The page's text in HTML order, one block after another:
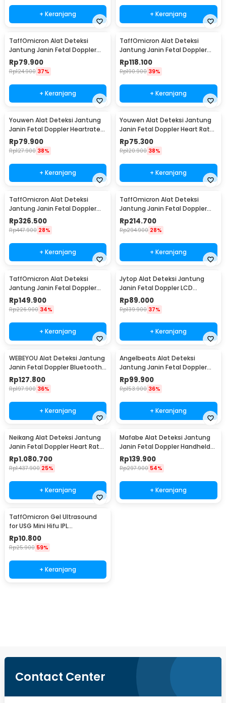
+ Keranjang + Keranjang
TaffOmicron Alat Deteksi
Jantung Janin Fetal Doppler
Heartrate Monitor - JSL-T501U
Rp79.900
Rp124.900 37%
+ Keranjang
TaffOmicron Alat Deteksi
Jantung Janin Fetal Doppler
Handheld 3.0 MHz - U8-25
Rp118.100
Rp190.900 39%
+ Keranjang
Youwen Alat Deteksi Jantung
Janin Fetal Doppler Heartrate
3.0 MHz - JSL-T503
Rp79.900
Rp127.900 38%
+ Keranjang
Youwen Alat Deteksi Jantung
Janin Fetal Doppler Heart Rate
3.0MHz - JSL-T503
Rp75.300
Rp120.900 38%
+ Keranjang
TaffOmicron Alat Deteksi
Jantung Janin Fetal Doppler
Heart Rate 2MHz - YM-2T8
Rp326.500
Rp447.900 28%
+ Keranjang
TaffOmicron Alat Deteksi
Jantung Janin Fetal Doppler
Heartrate 3.0MHz - FH-A01
Rp214.700
Rp294.900 28%
+ Keranjang
TaffOmicron Alat Deteksi
Jantung Janin Fetal Doppler
Heartrate 2.5MHz - YK-90C
Rp149.900
Rp226.900 34%
+ Keranjang
Jytop Alat Deteksi Jantung
Janin Fetal Doppler LCD
Heartrate 3.0MHz - YSL-
T505/YSL-505
Rp89.000
Rp139.900 37%
+ Keranjang
WEBEYOU Alat Deteksi Jantung
Janin Fetal Doppler Bluetooth
3MHz - WF-FD101
Rp127.800
Rp197.900 36%
+ Keranjang
Angelbeats Alat Deteksi
Jantung Janin Fetal Doppler
Heart Rate 3.0MHz - I200
Rp99.900
Rp153.900 36%
+ Keranjang
Neikang Alat Deteksi Jantung
Janin Fetal Doppler Heart Rate
3MHz - JSL-T508
Rp1.080.700
Rp1.437.900 25%
+ Keranjang
Mafabe Alat Deteksi Jantung
Janin Fetal Doppler Handheld
2.5MHz - TX-103
Rp139.900
Rp297.900 54%
+ Keranjang
TaffOmicron Gel Ultrasound
for USG Mini Hifu IPL
Transparant 250ml - UG-101
Rp10.800
Rp25.900 59%
+ Keranjang
Contact Center